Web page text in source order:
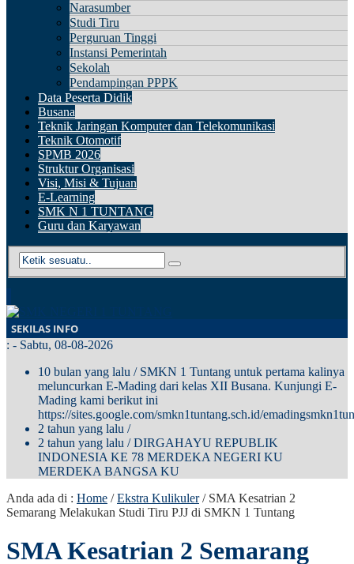
Narasumber
Studi Tiru
Perguruan Tinggi
Instansi Pemerintah
Sekolah
Pendampingan PPPK
Data Peserta Didik
Busana
Teknik Jaringan Komputer dan Telekomunikasi
Teknik Otomotif
SPMB 2026
Struktur Organisasi
Visi, Misi & Tujuan
E-Learning
SMK N 1 TUNTANG
Guru dan Karyawan
SEKILAS INFO
: - Sabtu, 08-08-2026
10 bulan yang lalu / SMKN 1 Tuntang untuk pertama kalinya
meluncurkan E-Mading dari kelas XII Busana. Kunjungi E-
Mading kami berikut ini
https://sites.google.com/smkn1tuntang.sch.id/
2 tahun yang lalu /
2 tahun yang lalu / DIRGAHAYU REPUBLIK
INDONESIA KE 78 MERDEKA NEGERI KU
MERDEKA BANGSA KU
Anda ada di : Home /Ekstra Kulikuler/ SMA Kesatrian 2
Semarang Melakukan Studi Tiru PJJ di SMKN 1 Tuntang
SMA Kesatrian 2 Semarang